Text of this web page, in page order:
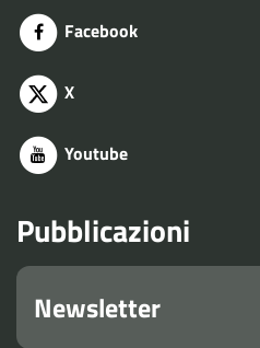
Facebook
X
Youtube
Pubblicazioni
Newsletter